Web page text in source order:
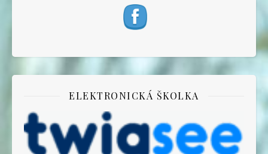
ELEKTRONICKÁ ŠKOLKA